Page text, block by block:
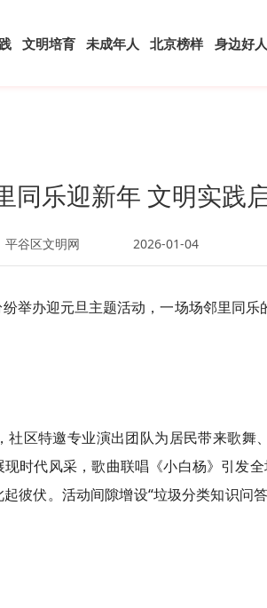
文明培育 未成年人 北京榜样 身边好人
同乐迎新年 文明实践
平谷区文明网 2026-01-04
举办迎元旦主题活动，一场场邻里同乐
社区特邀专业演出团队为居民带来歌舞
时代风采，歌曲联唱《小白杨》引发
彼伏。活动间隙增设“垃圾分类知识问